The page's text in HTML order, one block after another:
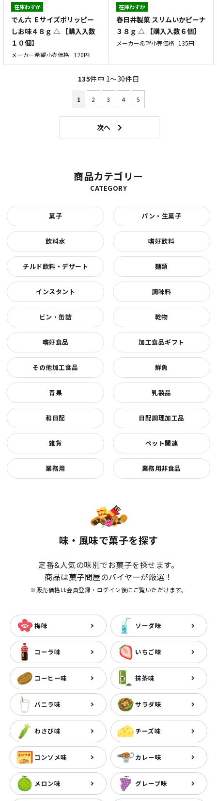
在庫わずか
でん六 Ｅサイズポリッピー
しお味４８ｇ △ 【購入入数
１０個】
メーカー希望小売価格 120円
在庫わずか
春日井製菓 スリムいかピーナ
３８ｇ △ 【購入入数６個】
メーカー希望小売価格 135円
135件中 1〜30件目
1 2 3 4 5
商品カテゴリー
CATEGORY
菓子 パン・生菓子
飲料水 嗜好飲料
チルド飲料・デザート 麺類
インスタント 調味料
ビン・缶詰 乾物
嗜好食品 加工食品ギフト
その他加工食品 鮮魚
青果 乳製品
和日配 日配調理加工品
雑貨 ペット関連
業務用 業務用非食品
味・風味で菓子を探す
定番&人気の味別でお菓子を探せます。
商品は菓子問屋のバイヤーが厳選！
※販売価格は会員登録・ログイン後にご覧いただけます。
梅味 ソーダ味
コーラ味 いちご味
コーヒー味 抹茶味
バニラ味 サラダ味
わさび味 チーズ味
コンソメ味 カレー味
メロン味 グレープ味